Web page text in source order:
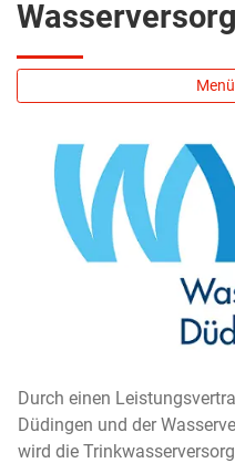
Durch einen
Düdingen und der
wird die